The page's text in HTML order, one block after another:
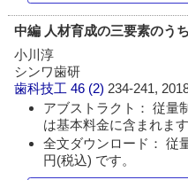
中編 人材育成の三要素のう
小川淳
シンワ歯研
歯科技工 46 (2) 234-241,
アブストラクト： 従量
は基本料金に含まれます
全文ダウンロード： 従
円(税込) です。